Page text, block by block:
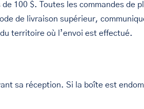
100 $. Toutes les commandes de
de livraison supérieur,
territoire où l’envoi est effectué.
sa réception. Si la boîte est